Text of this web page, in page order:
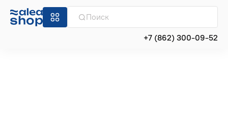
+7 (862) 300-09-52